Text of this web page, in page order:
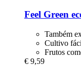
Feel Green
Também
Cultivo
Frutos
€ 9,59